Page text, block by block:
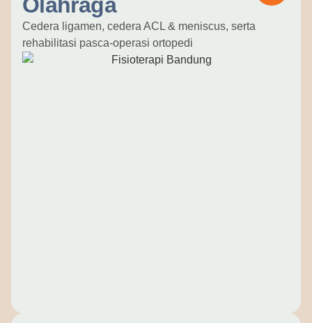
Olahraga
Cedera ligamen, cedera ACL & meniscus, serta
rehabilitasi pasca-operasi ortopedi